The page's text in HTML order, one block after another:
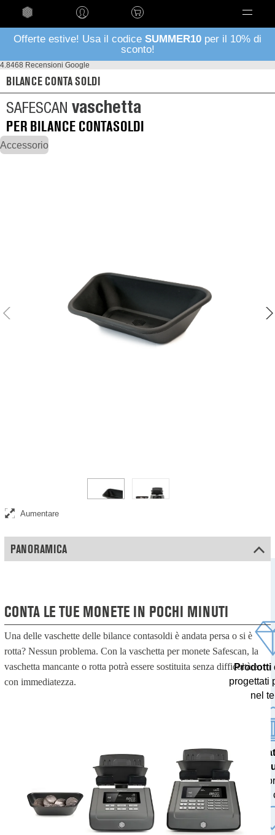
Offerte estive! Usa il codice SUMMER10 per il 10% di
sconto!
4.8468 Recensioni Google
BILANCE CONTA SOLDI
SAFESCAN vaschetta
PER BILANCE CONTASOLDI
Accessorio
Vaschetta di ricambio per bilancia contasoldi
Aumentare
PANORAMICA
CONTA LE TUE MONETE IN POCHI MINUTI
Una delle vaschette delle bilance contasoldi è andata persa o si è
rotta? Nessun problema. Con la vaschetta per monete Safescan, la
vaschetta mancante o rotta potrà essere sostituita senza difficoltà e
con immediatezza.
Prodotti
progettati
nel
testati